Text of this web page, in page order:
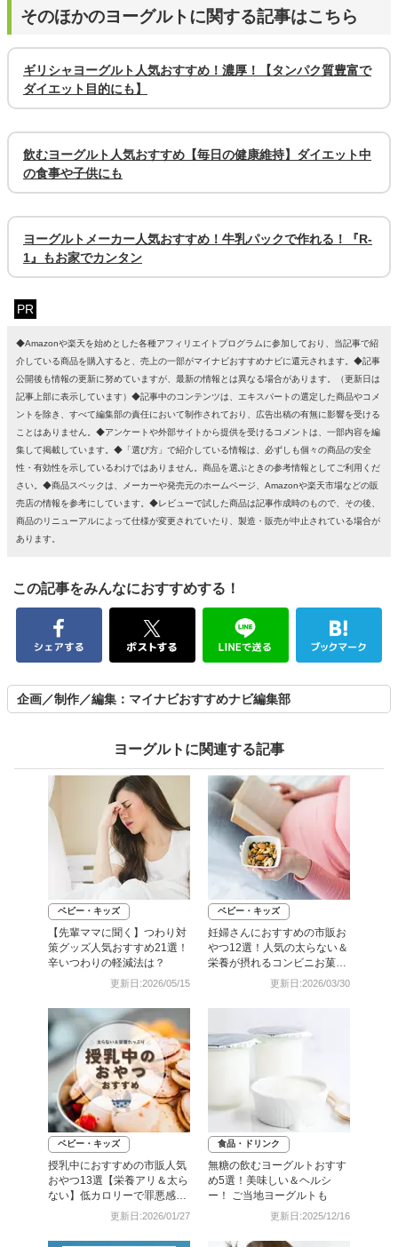
そのほかのヨーグルトに関する記事はこちら
ギリシャヨーグルト人気おすすめ！濃厚！【タンパク質豊富で
ダイエット目的にも】
飲むヨーグルト人気おすすめ【毎日の健康維持】ダイエット中
の食事や子供にも
ヨーグルトメーカー人気おすすめ！牛乳パックで作れる！『R-
1』もお家でカンタン
PR
◆Amazonや楽天を始めとした各種アフィリエイトプログラムに参加しており、当記事で紹
介している商品を購入すると、売上の一部がマイナビおすすめナビに還元されます。◆記事
公開後も情報の更新に努めていますが、最新の情報とは異なる場合があります。（更新日は
記事上部に表示しています）◆記事中のコンテンツは、エキスパートの選定した商品やコメ
ントを除き、すべて編集部の責任において制作されており、広告出稿の有無に影響を受ける
ことはありません。◆アンケートや外部サイトから提供を受けるコメントは、一部内容を編
集して掲載しています。◆「選び方」で紹介している情報は、必ずしも個々の商品の安全
性・有効性を示しているわけではありません。商品を選ぶときの参考情報としてご利用くだ
さい。◆商品スペックは、メーカーや発売元のホームページ、Amazonや楽天市場などの販
売店の情報を参考にしています。◆レビューで試した商品は記事作成時のもので、その後、
商品のリニューアルによって仕様が変更されていたり、製造・販売が中止されている場合が
あります。
この記事をみんなにおすすめする！
企画／制作／編集：マイナビおすすめナビ編集部
ヨーグルトに関連する記事
ベビー・キッズ
【先輩ママに聞く】つわり対
策グッズ人気おすすめ21選！
辛いつわりの軽減法は？
更新日:2026/05/15
ベビー・キッズ
妊婦さんにおすすめの市販お
やつ12選！人気の太らない＆
栄養が摂れるコンビニお菓子
更新日:2026/03/30
ベビー・キッズ
授乳中におすすめの市販人気
おやつ13選【栄養アリ＆太ら
ない】低カロリーで罪悪感ゼ
更新日:2026/01/27
食品・ドリンク
無糖の飲むヨーグルトおすす
め5選！美味しい＆ヘルシ
ー！ ご当地ヨーグルトも
更新日:2025/12/16